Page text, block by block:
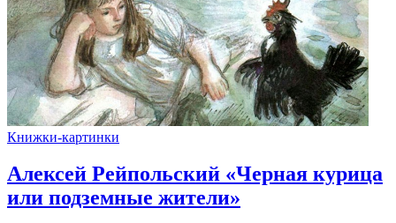
Книжки-картинки
Алексей Рейпольский «Черная курица
или подземные жители»